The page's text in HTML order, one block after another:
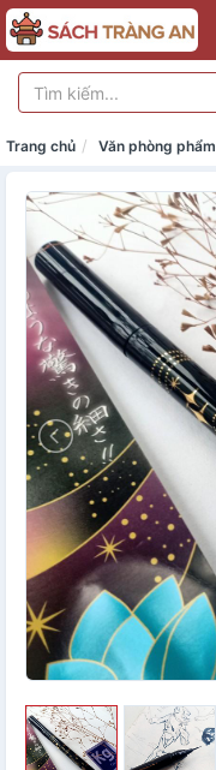
Trang chủ Văn phòng phẩm